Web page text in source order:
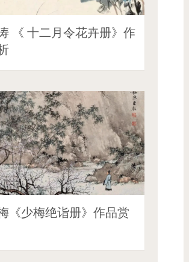
《 十二月令花卉册》作
《少梅绝诣册》作品赏